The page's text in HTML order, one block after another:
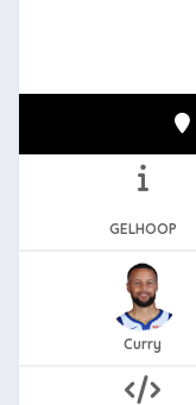
GELHOOP
Curry